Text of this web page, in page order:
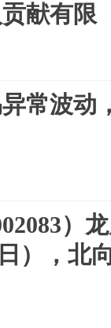
献有限
常波动
）
），北